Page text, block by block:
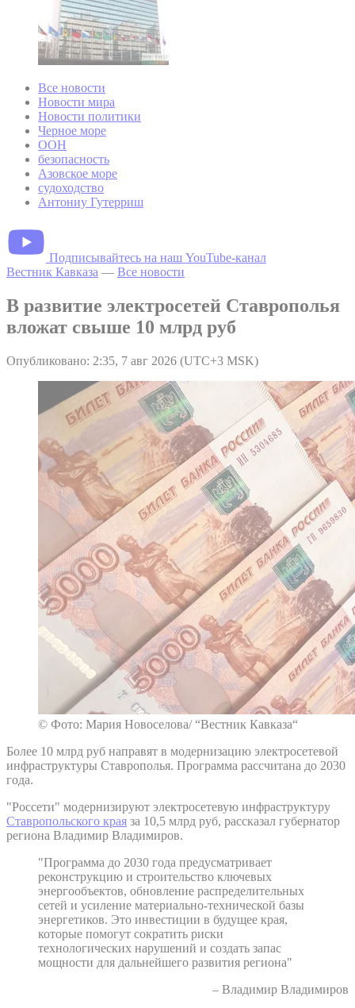
Все новости
Новости мира
Новости политики
Черное море
ООН
безопасность
Азовское море
судоходство
Антониу Гутерриш
Подписывайтесь на наш YouTube-канал
Вестник Кавказа — Все новости
В развитие электросетей Ставрополья
вложат свыше 10 млрд руб
Опубликовано: 2:35, 7 авг 2026 (UTC+3 MSK)
© Фото: Мария Новоселова/ “Вестник Кавказа“
Более 10 млрд руб направят в модернизацию электросетевой
инфраструктуры Ставрополья. Программа рассчитана до 2030
года.
"Россети" модернизируют электросетевую инфраструктуру
Ставропольского края за 10,5 млрд руб, рассказал губернатор
региона Владимир Владимиров.
"Программа до 2030 года предусматривает
реконструкцию и строительство ключевых
энергообъектов, обновление распределительных
сетей и усиление материально-технической базы
энергетиков. Это инвестиции в будущее края,
которые помогут сократить риски
технологических нарушений и создать запас
мощности для дальнейшего развития региона"
– Владимир Владимиров